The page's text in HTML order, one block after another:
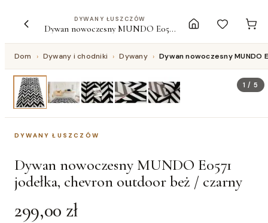
DYWANY ŁUSZCZÓW
Dywan nowoczesny MUNDO E0571 jodełka, chevron outdoor beż / czarny
Dom › Dywany i chodniki › Dywany › Dywan nowoczesny MUNDO
1 /5
DYWANY ŁUSZCZÓW
Dywan nowoczesny MUNDO E0571
jodełka, chevron outdoor beż / czarny
299,00 zł